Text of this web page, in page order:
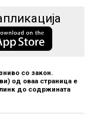
со закон.
од оваа страница е
до содржината